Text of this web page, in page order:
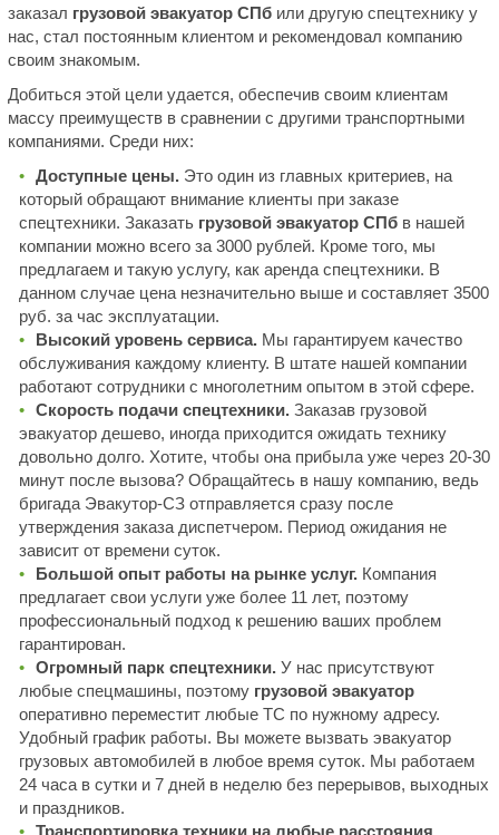
заказал грузовой эвакуатор СПбили другую спецтехнику у
нас, стал постоянным клиентом и рекомендовал компанию
своим знакомым.
Добиться этой цели удается, обеспечив своим клиентам
массу преимуществ в сравнении с другими транспортными
компаниями. Среди них:
Доступные цены.Это один из главных критериев, на
который обращают внимание клиенты при заказе
спецтехники. Заказать грузовой эвакуатор СПбв нашей
компании можно всего за 3000 рублей. Кроме того, мы
предлагаем и такую услугу, как аренда спецтехники. В
данном случае цена незначительно выше и составляет 3500
руб. за час эксплуатации.
Высокий уровень сервиса.Мы гарантируем качество
обслуживания каждому клиенту. В штате нашей компании
работают сотрудники с многолетним опытом в этой сфере.
Скорость подачи спецтехники.Заказав грузовой
эвакуатор дешево, иногда приходится ожидать технику
довольно долго. Хотите, чтобы она прибыла уже через 20-30
минут после вызова? Обращайтесь в нашу компанию, ведь
бригада Эвакутор-СЗ отправляется сразу после
утверждения заказа диспетчером. Период ожидания не
зависит от времени суток.
Большой опыт работы на рынке услуг.Компания
предлагает свои услуги уже более 11 лет, поэтому
профессиональный подход к решению ваших проблем
гарантирован.
Огромный парк спецтехники.У нас присутствуют
любые спецмашины, поэтому грузовой эвакуатор
оперативно переместит любые ТС по нужному адресу.
Удобный график работы. Вы можете вызвать эвакуатор
грузовых автомобилей в любое время суток. Мы работаем
24 часа в сутки и 7 дней в неделю без перерывов, выходных
и праздников.
Транспортировка техники на любые расстояния.